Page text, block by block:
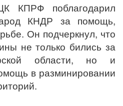
КПРФ поблагодарил
КНДР за помощь,
Он подчеркнул, что
не только бились за
области, но и
в разминировании